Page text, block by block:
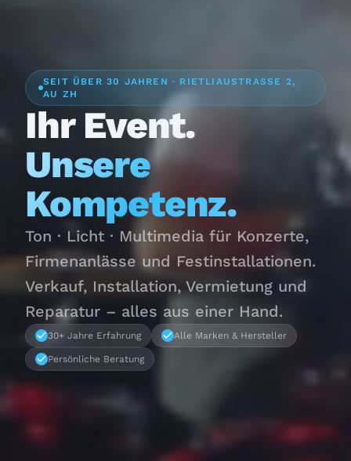
SEIT ÜBER 30 JAHREN · RIETLIAUSTRASSE 2,
AU ZH
Ihr Event.
Unsere
Kompetenz.
Ton · Licht · Multimedia für Konzerte,
Firmenanlässe und Festinstallationen.
Verkauf, Installation, Vermietung und
Reparatur – alles aus einer Hand.
30+ Jahre Erfahrung Alle Marken & Hersteller
Persönliche Beratung